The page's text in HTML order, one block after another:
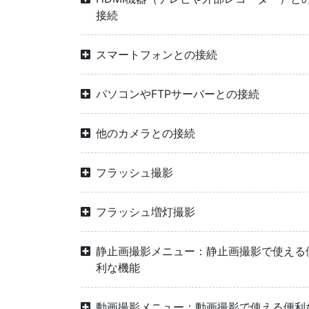
接続
スマートフォンとの接続
パソコンやFTPサーバーとの接続
他のカメラとの接続
フラッシュ撮影
フラッシュ増灯撮影
静止画撮影メニュー：静止画撮影で使える
利な機能